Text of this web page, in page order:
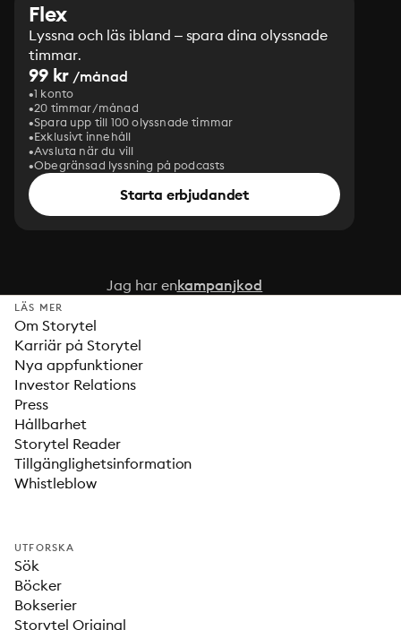
Flex
Lyssna och läs ibland – spara dina olyssnade
timmar.
99 kr /månad
1 konto
20 timmar/månad
Spara upp till 100 olyssnade timmar
Exklusivt innehåll
Avsluta när du vill
Obegränsad lyssning på podcasts
Starta erbjudandet
Jag har enkampanjkod
LÄS MER
Om Storytel
Karriär på Storytel
Nya appfunktioner
Investor Relations
Press
Hållbarhet
Storytel Reader
Tillgänglighetsinformation
Whistleblow
UTFORSKA
Sök
Böcker
Bokserier
Storytel Original